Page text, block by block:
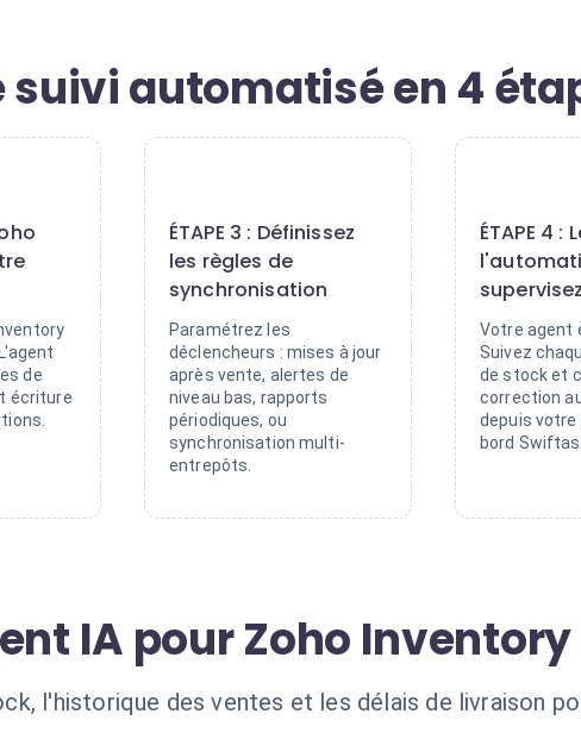
suivi automatisé en 4
de
écriture
ÉTAPE 3 : Définissez
les règles de
synchronisation
Paramétrez les
déclencheurs : mises à jour
après vente, alertes de
niveau bas, rapports
périodiques, ou
synchronisation multi-
entrepôts.
ÉTAPE 4 :
supervisez
Votre agent
Suivez
de stock et
correction
depuis votre
bord
IA pour Zoho Inventory
l'historique des ventes et les délais de livraison